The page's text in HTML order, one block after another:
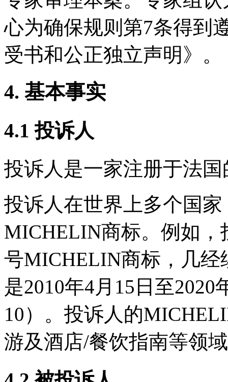
心为确保规则第7条得到
受书和公正独立声明》。
4. 基本事实
4.1 投诉人
投诉人是一家注册于法
投诉人在世界上多个国
MICHELIN商标。例如，
号MICHELIN商标，几
是2010年4月15日至
10）。投诉人的
游及酒店/餐饮指南等领